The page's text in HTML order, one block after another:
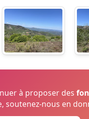
à proposer des
soutenez-nous en